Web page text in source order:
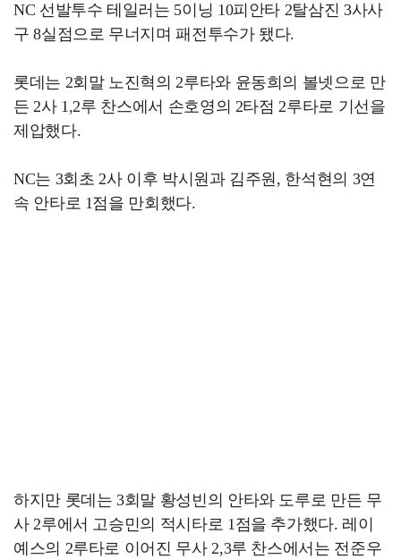
NC 선발투수 테일러는 5이닝 10피안타 2탈삼진 3사사
구 8실점으로 무너지며 패전투수가 됐다.
롯데는 2회말 노진혁의 2루타와 윤동희의 볼넷으로 만
든 2사 1,2루 찬스에서 손호영의 2타점 2루타로 기선을
제압했다.
NC는 3회초 2사 이후 박시원과 김주원, 한석현의 3연
속 안타로 1점을 만회했다.
하지만 롯데는 3회말 황성빈의 안타와 도루로 만든 무
사 2루에서 고승민의 적시타로 1점을 추가했다. 레이
예스의 2루타로 이어진 무사 2,3루 찬스에서는 전준우